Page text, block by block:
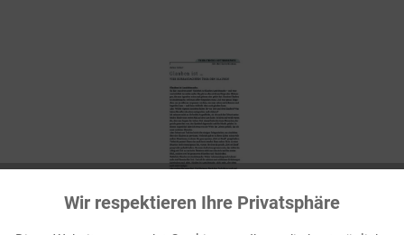
Funktionale Aktiv
Wir respektieren Ihre Privatsphäre